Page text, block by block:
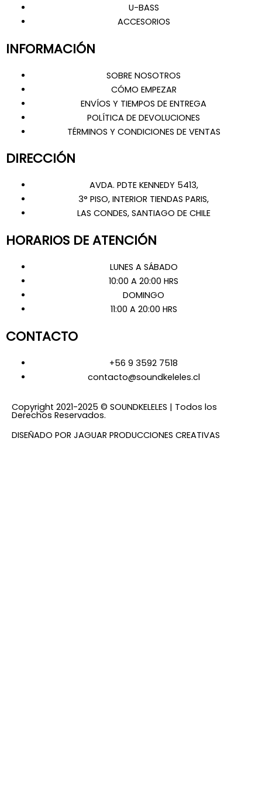
k p
U-BASS
ACCESORIOS
INFORMACIÓN
SOBRE NOSOTROS
CÓMO EMPEZAR
ENVÍOS Y TIEMPOS DE ENTREGA
POLÍTICA DE DEVOLUCIONES
TÉRMINOS Y CONDICIONES DE VENTAS
DIRECCIÓN
AVDA. PDTE KENNEDY 5413,
3° PISO, INTERIOR TIENDAS PARIS,
LAS CONDES, SANTIAGO DE CHILE
HORARIOS DE ATENCIÓN
LUNES A SÁBADO
10:00 A 20:00 HRS
DOMINGO
11:00 A 20:00 HRS
CONTACTO
+56 9 3592 7518
contacto@soundkeleles.cl
Copyright 2021-2025 © SOUNDKELELES | Todos los
Derechos Reservados.
DISEÑADO POR JAGUAR PRODUCCIONES CREATIVAS